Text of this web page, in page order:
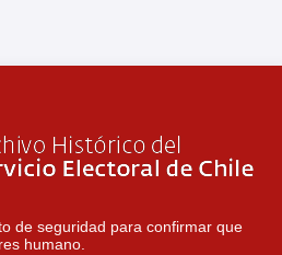
de seguridad para confirmar que
humano.